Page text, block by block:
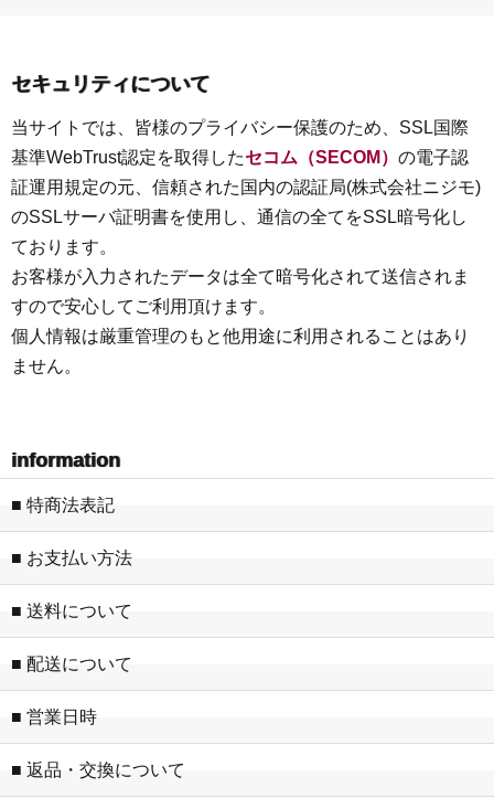
セキュリティについて
当サイトでは、皆様のプライバシー保護のため、SSL国際
基準WebTrust認定を取得したセコム（SECOM） の電子認
証運用規定の元、信頼された国内の認証局(株式会社ニジモ)
のSSLサーバ証明書を使用し、通信の全てをSSL暗号化し
ております。
お客様が入力されたデータは全て暗号化されて送信されま
すので安心してご利用頂けます。
個人情報は厳重管理のもと他用途に利用されることはあり
ません。
information
■ 特商法表記
■ お支払い方法
■ 送料について
■ 配送について
■ 営業日時
■ 返品・交換について